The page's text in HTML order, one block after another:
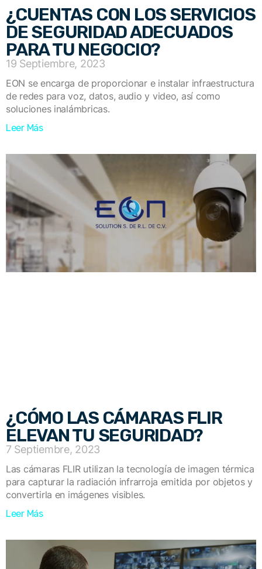
¿CUENTAS CON LOS SERVICIOS
DE SEGURIDAD ADECUADOS
PARA TU NEGOCIO?
19 Septiembre, 2023
EON se encarga de proporcionar e instalar infraestructura
de redes para voz, datos, audio y video, así como
soluciones inalámbricas.
Leer Más
¿CÓMO LAS CÁMARAS FLIR
ELEVAN TU SEGURIDAD?
7 Septiembre, 2023
Las cámaras FLIR utilizan la tecnología de imagen térmica
para capturar la radiación infrarroja emitida por objetos y
convertirla en imágenes visibles.
Leer Más